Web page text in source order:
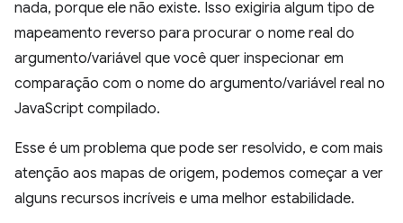
nada, porque ele não existe. Isso exigiria algum tipo de
mapeamento reverso para procurar o nome real do
argumento/variável que você quer inspecionar em
comparação com o nome do argumento/variável real no
JavaScript compilado.
Esse é um problema que pode ser resolvido, e com mais
atenção aos mapas de origem, podemos começar a ver
alguns recursos incríveis e uma melhor estabilidade.